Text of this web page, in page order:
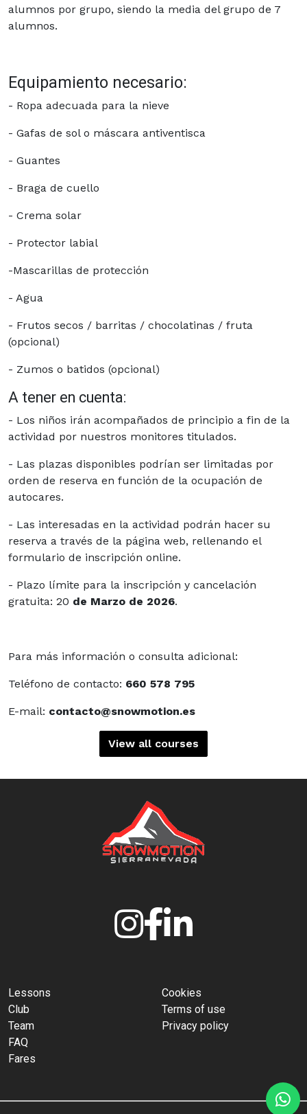
alumnos por grupo, siendo la media del grupo de 7
alumnos.
Equipamiento necesario:
- Ropa adecuada para la nieve
- Gafas de sol o máscara antiventisca
- Guantes
- Braga de cuello
- Crema solar
- Protector labial
-Mascarillas de protección
- Agua
- Frutos secos / barritas / chocolatinas / fruta
(opcional)
- Zumos o batidos (opcional)
A tener en cuenta:
- Los niños irán acompañados de principio a fin de la
actividad por nuestros monitores titulados.
- Las plazas disponibles podrían ser limitadas por
orden de reserva en función de la ocupación de
autocares.
- Las interesadas en la actividad podrán hacer su
reserva a través de la página web, rellenando el
formulario de inscripción online.
- Plazo límite para la inscripción y cancelación
gratuita: 20 de Marzo de 2026.
Para más información o consulta adicional:
Teléfono de contacto: 660 578 795
E-mail: contacto@snowmotion.es
View all courses
Lessons
Club
Team
FAQ
Fares
Cookies
Terms of use
Privacy policy